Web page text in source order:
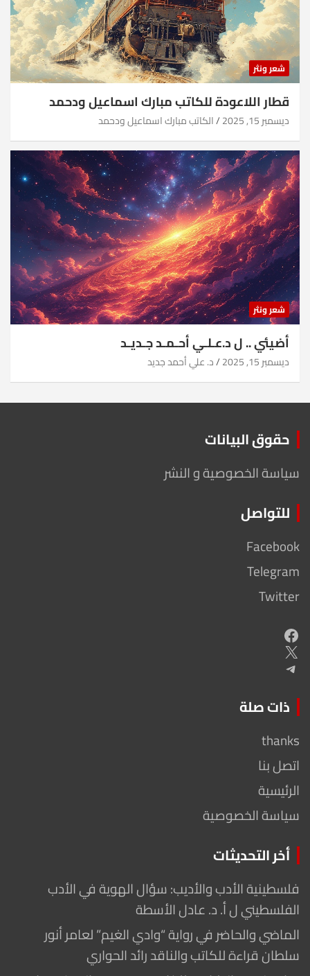
شعر ونثر
قطار اللاعودة للكاتب مبارك اسماعيل ودحمد
ديسمبر 15, 2025 الكاتب مبارك اسماعيل ودحمد
شعر ونثر
أضيئي .. ل د.عـلـي أحـمـد جـديـد
ديسمبر 15, 2025 د. علي أحمد جديد
حقوق البيانات
سياسة الخصوصية و النشر
للتواصل
Facebook
Telegram
Twitter
Facebook
X
Telegram
ذات صلة
thanks
اتصل بنا
الرئيسية
سياسة الخصوصية
أخر التحديثات
فلسطينية الأدب والأديب: سؤال الهوية في الأدب
الفلسطيني ل أ. د. عادل الأسطة
الماضي والحاضر في رواية “وادي الغيم” لعامر أنور
سلطان قراءة للكاتب والناقد رائد الحواري